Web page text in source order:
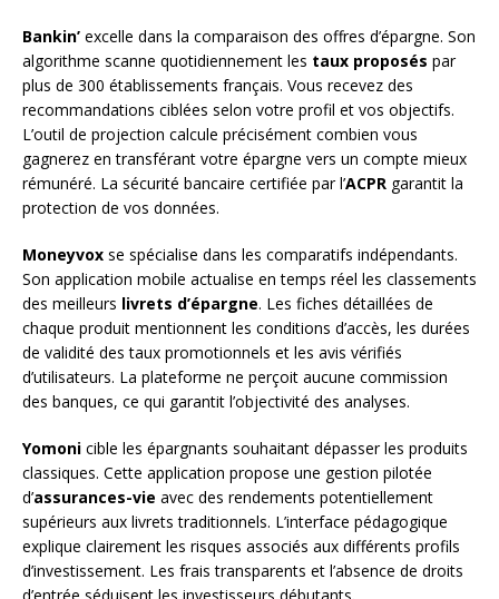
Bankin’ excelle dans la comparaison des offres d’épargne. Son
algorithme scanne quotidiennement les taux proposés par
plus de 300 établissements français. Vous recevez des
recommandations ciblées selon votre profil et vos objectifs.
L’outil de projection calcule précisément combien vous
gagnerez en transférant votre épargne vers un compte mieux
rémunéré. La sécurité bancaire certifiée par l’ACPR garantit la
protection de vos données.
Moneyvox se spécialise dans les comparatifs indépendants.
Son application mobile actualise en temps réel les classements
des meilleurs livrets d’épargne. Les fiches détaillées de
chaque produit mentionnent les conditions d’accès, les durées
de validité des taux promotionnels et les avis vérifiés
d’utilisateurs. La plateforme ne perçoit aucune commission
des banques, ce qui garantit l’objectivité des analyses.
Yomoni cible les épargnants souhaitant dépasser les produits
classiques. Cette application propose une gestion pilotée
d’assurances-vie avec des rendements potentiellement
supérieurs aux livrets traditionnels. L’interface pédagogique
explique clairement les risques associés aux différents profils
d’investissement. Les frais transparents et l’absence de droits
d’entrée séduisent les investisseurs débutants.